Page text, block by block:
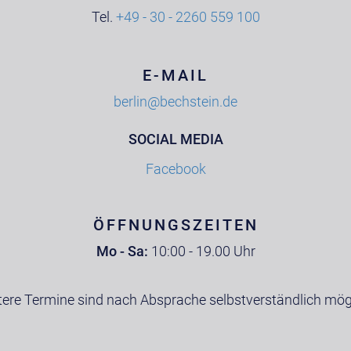
Tel. +49 - 30 - 2260 559 100
E-MAIL
berlin@bechstein.de
SOCIAL MEDIA
Facebook
ÖFFNUNGSZEITEN
Mo - Sa: 10:00 - 19.00 Uhr
Termine sind nach Absprache selbstverständlich